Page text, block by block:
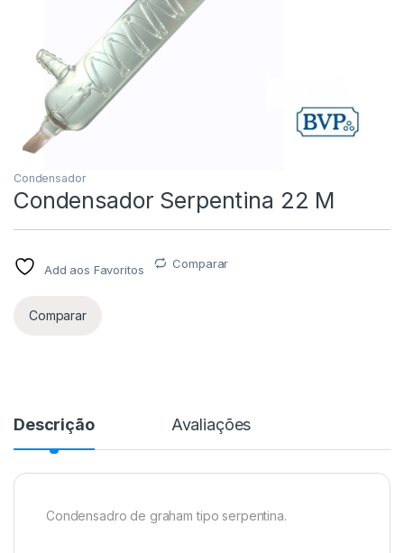
Condensador
Condensador Serpentina 22 M
Add aos Favoritos Comparar
Comparar
Descrição Avaliações
Condensadro de graham tipo serpentina.